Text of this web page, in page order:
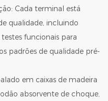
Cada terminal está
qualidade, incluindo
funcionais para
padrões de qualidade pré-
em caixas de madeira
absorvente de choque,